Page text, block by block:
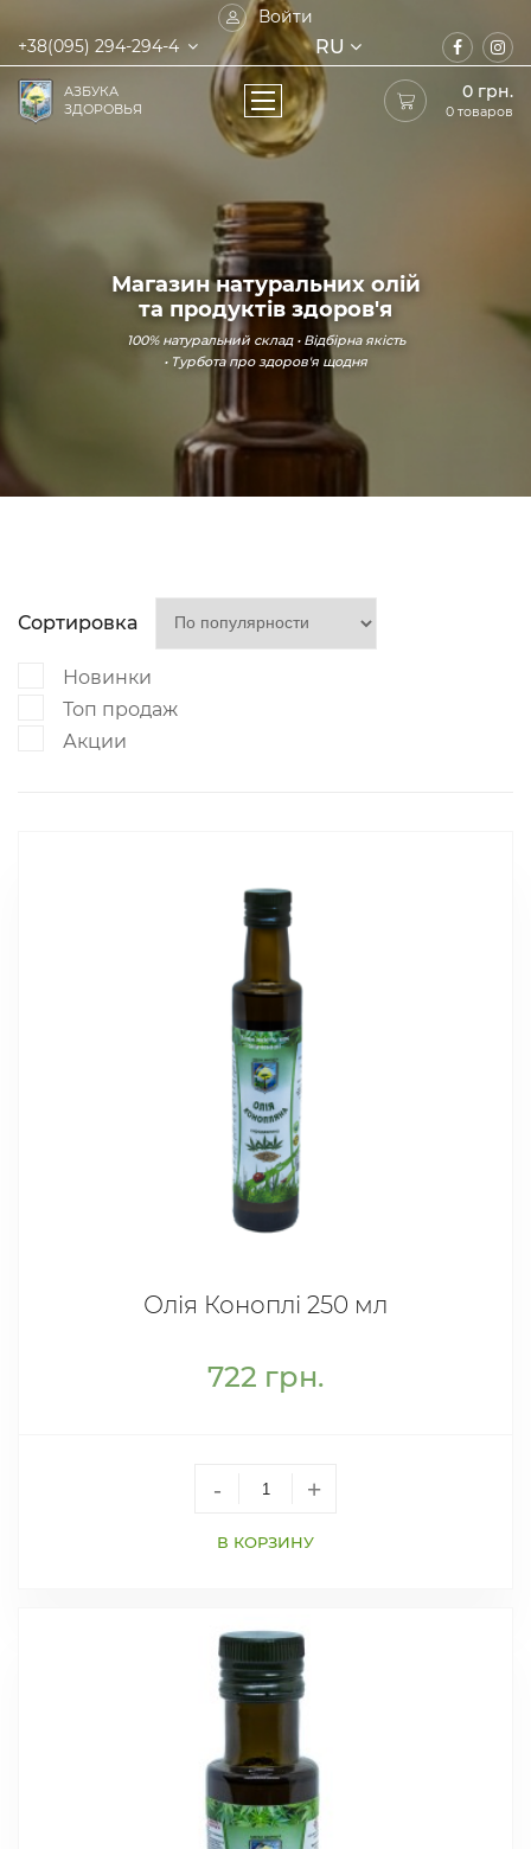
Войти
+38(095) 294-294-4
RU
АЗБУКА
ЗДОРОВЬЯ
0 грн.
0 товаров
Магазин натуральних олій
та продуктів здоров'я
100% натуральний склад • Відбірна якість
• Турбота про здоров'я щодня
Новинки
Топ продаж
Акции
Сортировка
Олія Коноплі 250 мл
722 грн.
- +
В КОРЗИНУ